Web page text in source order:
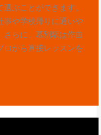
ぶことができます。
事や学校帰りに通いや
らに、幕別駅は作曲
ロから直接レッスンを